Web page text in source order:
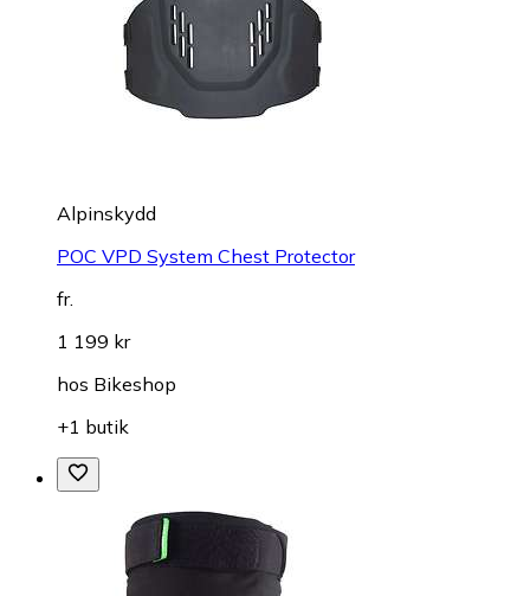
Alpinskydd
POC VPD System Chest Protector
fr.
1 199 kr
hos Bikeshop
+1 butik